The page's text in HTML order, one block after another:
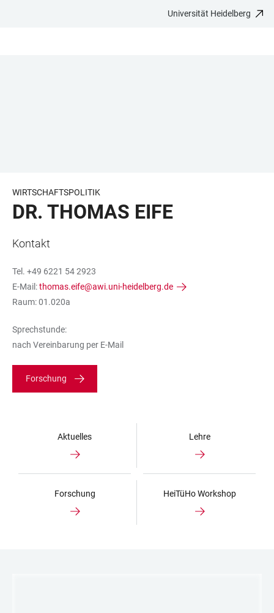
Universität Heidelberg
WIRTSCHAFTSPOLITIK
DR. THOMAS EIFE
Kontakt
Tel. +49 6221 54 2923
E-Mail:thomas.eife@awi.uni-heidelberg.de
Raum: 01.020a
Sprechstunde:
nach Vereinbarung per E-Mail
Forschung
Aktuelles Lehre
Forschung HeiTüHo Workshop